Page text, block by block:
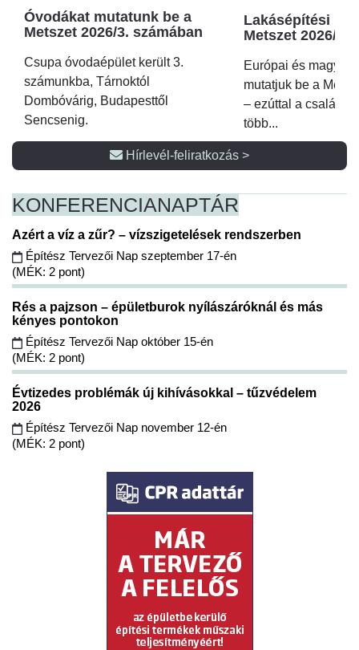
Óvodákat mutatunk be a
Metszet 2026/3. számában
Csupa óvodaépület került 3.
számunkba, Tárnoktól
Dombóvárig, Budapesttől
Sencsenig.
Lakásépítési
Metszet 2026/2.
Európai és magyar
mutatjuk be a
– ezúttal a családi
több...
Hírlevél-feliratkozás >
KONFERENCIANAPTÁR
Azért a víz a zűr? – vízszigetelések rendszerben
Építész Tervezői Nap szeptember 17-én
(MÉK: 2 pont)
Rés a pajzson – épületburok nyílászáróknál és más
kényes pontokon
Építész Tervezői Nap október 15-én
(MÉK: 2 pont)
Évtizedes problémák új kihívásokkal – tűzvédelem
2026
Építész Tervezői Nap november 12-én
(MÉK: 2 pont)